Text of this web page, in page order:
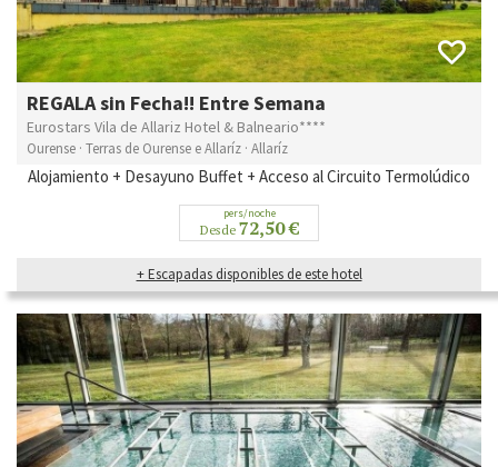
REGALA sin Fecha!! Entre Semana
Eurostars Vila de Allariz Hotel & Balneario****
Ourense · Terras de Ourense e Allaríz · Allaríz
Alojamiento + Desayuno Buffet + Acceso al Circuito Termolúdico
pers/noche
Desde 72,50 €
+ Escapadas disponibles de este hotel